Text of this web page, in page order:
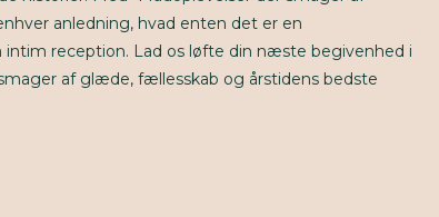
anledning, hvad enten det er en
reception. Lad os løfte din næste begivenhed i
af glæde, fællesskab og årstidens bedste